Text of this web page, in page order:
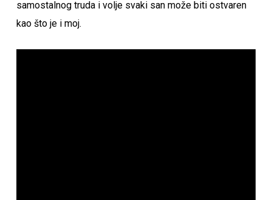
samostalnog truda i volje svaki san može biti ostvaren
kao što je i moj.